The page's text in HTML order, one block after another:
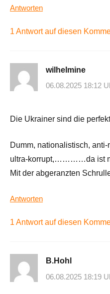
Antworten
1 Antwort auf diesen
wilhelmine
06.08.2025 18:12
Die Ukrainer sind die
Dumm, nationalistisch,
ultra-korrupt,…………da ist
Mit der abgeranzten
Antworten
1 Antwort auf diesen
B.Hohl
06.08.2025 18:19